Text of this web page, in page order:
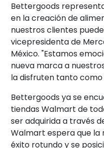
Bettergoods
en la creación de
nuestros clientes
vicepresidenta de
México. "Estamos
nueva marca a
la disfruten tanto como
Bettergoods ya se
tiendas Walmart de
ser adquirida a través
Walmart espera que la
éxito rotundo y se